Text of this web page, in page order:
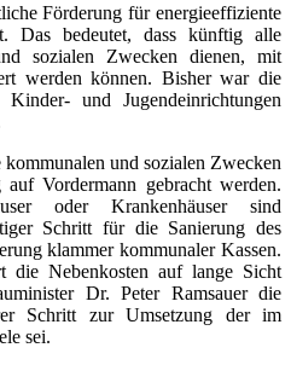
Förderung für energieeffiziente
Das bedeutet, dass künftig alle
sozialen Zwecken dienen, mit
werden können. Bisher war die
und Jugendeinrichtungen
kommunalen und sozialen Zwecken
Vordermann gebracht werden.
oder Krankenhäuser sind
Schritt für die Sanierung des
klammer kommunaler Kassen.
die Nebenkosten auf lange Sicht
Dr. Peter Ramsauer die
Schritt zur Umsetzung der im
sei.